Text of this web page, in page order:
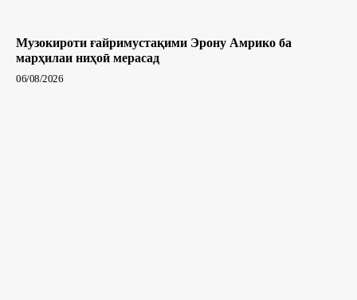
Музокироти ғайримустақими Эрону Амрико ба
марҳилаи ниҳоӣ мерасад
06/08/2026